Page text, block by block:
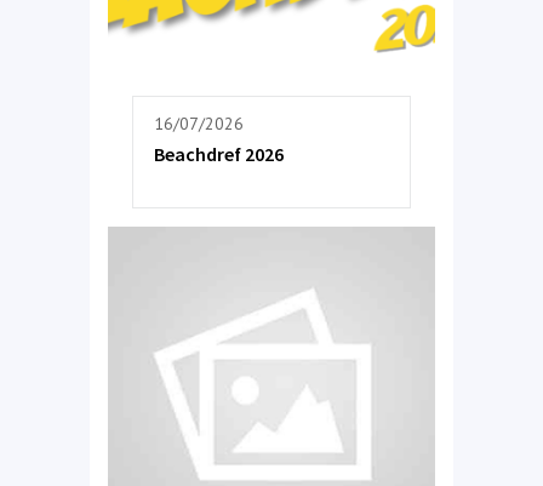
16/07/2026
Beachdref 2026